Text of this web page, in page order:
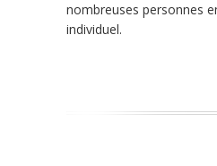
nombreuses personnes
individuel.